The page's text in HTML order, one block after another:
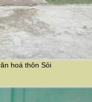
hoá thôn Sỏi